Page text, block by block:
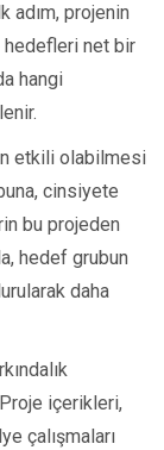
adım, projenin
hedefleri net bir
hangi
etkili olabilmesi
cinsiyete
bu projeden
hedef grubun
daha
içerikleri,
çalışmaları